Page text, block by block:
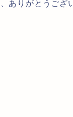
ありがとうござ